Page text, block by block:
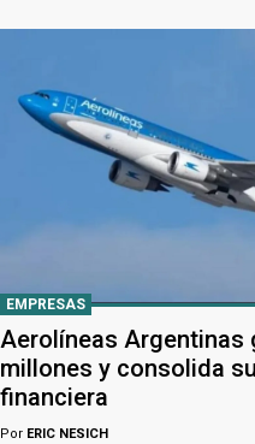
EMPRESAS
Aerolíneas Argentinas
millones y consolida
financiera
Por ERIC NESICH